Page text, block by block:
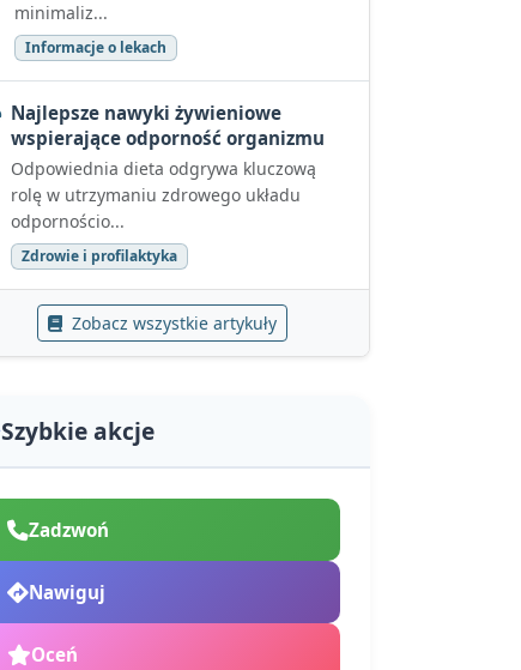
minimaliz...
Informacje o lekach
Najlepsze nawyki żywieniowe
wspierające odporność organizmu
Odpowiednia dieta odgrywa kluczową
rolę w utrzymaniu zdrowego układu
odpornościo...
Zdrowie i profilaktyka
Zobacz wszystkie artykuły
Szybkie akcje
Zadzwoń
Nawiguj
Oceń